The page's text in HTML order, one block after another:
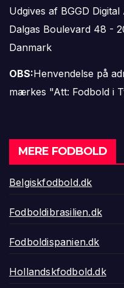
Udgives af BGGD
Dalgas Boulevard 48 -
Danmark
OBS:Henvendelse på
mærkes "Att: Fodbold i
MERE FODBOLD
Belgiskfodbold.dk
Fodboldibrasilien.dk
Fodboldispanien.dk
Hollandskfodbold.dk